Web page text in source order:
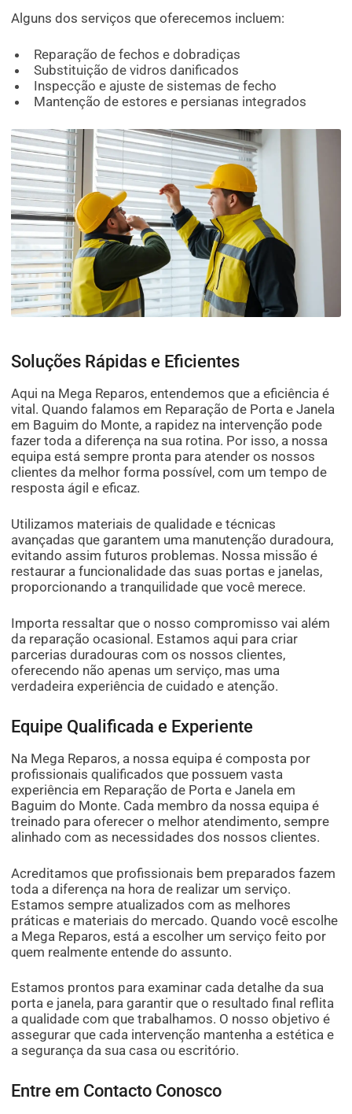
Alguns dos serviços que oferecemos incluem:
Reparação de fechos e dobradiças
Substituição de vidros danificados
Inspecção e ajuste de sistemas de fecho
Mantenção de estores e persianas integrados
Soluções Rápidas e Eficientes
Aqui na Mega Reparos, entendemos que a eficiência é
vital. Quando falamos em Reparação de Porta e Janela
em Baguim do Monte, a rapidez na intervenção pode
fazer toda a diferença na sua rotina. Por isso, a nossa
equipa está sempre pronta para atender os nossos
clientes da melhor forma possível, com um tempo de
resposta ágil e eficaz.
Utilizamos materiais de qualidade e técnicas
avançadas que garantem uma manutenção duradoura,
evitando assim futuros problemas. Nossa missão é
restaurar a funcionalidade das suas portas e janelas,
proporcionando a tranquilidade que você merece.
Importa ressaltar que o nosso compromisso vai além
da reparação ocasional. Estamos aqui para criar
parcerias duradouras com os nossos clientes,
oferecendo não apenas um serviço, mas uma
verdadeira experiência de cuidado e atenção.
Equipe Qualificada e Experiente
Na Mega Reparos, a nossa equipa é composta por
profissionais qualificados que possuem vasta
experiência em Reparação de Porta e Janela em
Baguim do Monte. Cada membro da nossa equipa é
treinado para oferecer o melhor atendimento, sempre
alinhado com as necessidades dos nossos clientes.
Acreditamos que profissionais bem preparados fazem
toda a diferença na hora de realizar um serviço.
Estamos sempre atualizados com as melhores
práticas e materiais do mercado. Quando você escolhe
a Mega Reparos, está a escolher um serviço feito por
quem realmente entende do assunto.
Estamos prontos para examinar cada detalhe da sua
porta e janela, para garantir que o resultado final reflita
a qualidade com que trabalhamos. O nosso objetivo é
assegurar que cada intervenção mantenha a estética e
a segurança da sua casa ou escritório.
Entre em Contacto Conosco